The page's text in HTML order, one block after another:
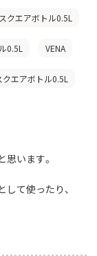
スクエアボトル0.5L
0.5L VENA
クエアボトル0.5L
います。
て使ったり、